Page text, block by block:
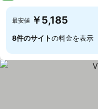
最安値 ￥5,185
8件のサイトの料金を表示